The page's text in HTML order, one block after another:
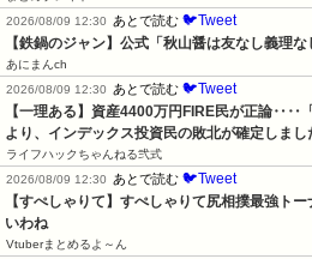
2026/08/09 12:30 あとで読む 🐦Tweet
【鉄鍋のジャン】公式「秋山醤は友なし義理な
あにまんch
2026/08/09 12:30 あとで読む 🐦Tweet
【一理ある】資産4400万円FIRE民が正論‥‥
より、インデックス投資民の敗北が確定しまし
ライフハックちゃんねる弐式
2026/08/09 12:30 あとで読む 🐦Tweet
【すぺしゃりて】すぺしゃりて尻相撲最強ト
いわね
Vtuberまとめるよ～ん